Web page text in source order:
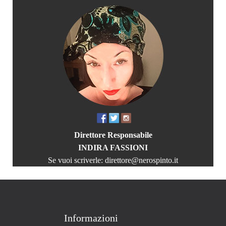
Direttore Responsabile
INDIRA FASSIONI
Se vuoi scriverle: direttore@nerospinto.it
Informazioni